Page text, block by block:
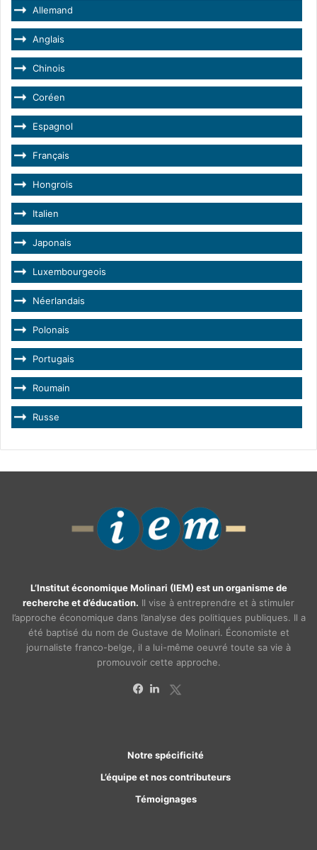
Allemand
Anglais
Chinois
Coréen
Espagnol
Français
Hongrois
Italien
Japonais
Luxembourgeois
Néerlandais
Polonais
Portugais
Roumain
Russe
L’Institut économique Molinari (IEM) est un organisme de
recherche et d’éducation. Il vise à entreprendre et à stimuler
l’approche économique dans l’analyse des politiques publiques. Il a
été baptisé du nom de Gustave de Molinari. Économiste et
journaliste franco-belge, il a lui-même oeuvré toute sa vie à
promouvoir cette approche.
Notre spécificité
L’équipe et nos contributeurs
Témoignages